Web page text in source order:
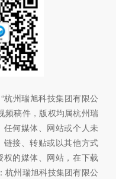
州瑞旭科技集团有限公
频稿件，版权均属杭州瑞
何媒体、网站或个人未
接、转贴或以其他方式
的媒体、网站，在下载
杭州瑞旭科技集团有限公